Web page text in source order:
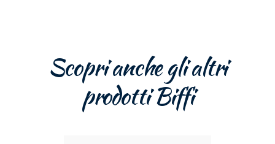
Scopri anche gli altri
prodotti Biffi